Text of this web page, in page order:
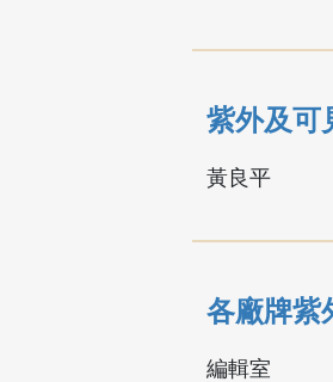
紫外及可
黃良平
各廠牌紫
編輯室